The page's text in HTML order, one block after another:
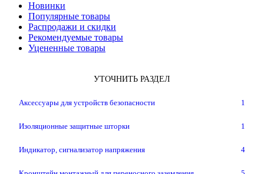
Новинки
Популярные товары
Распродажи и скидки
Рекомендуемые товары
Уцененные товары
УТОЧНИТЬ РАЗДЕЛ
Аксессуары для устройств безопасности 1
Изоляционные защитные шторки 1
Индикатор, сигнализатор напряжения 4